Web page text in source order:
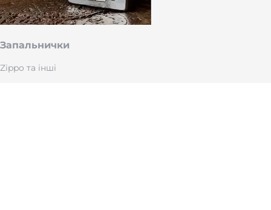
Запальнички
Zippo та інші